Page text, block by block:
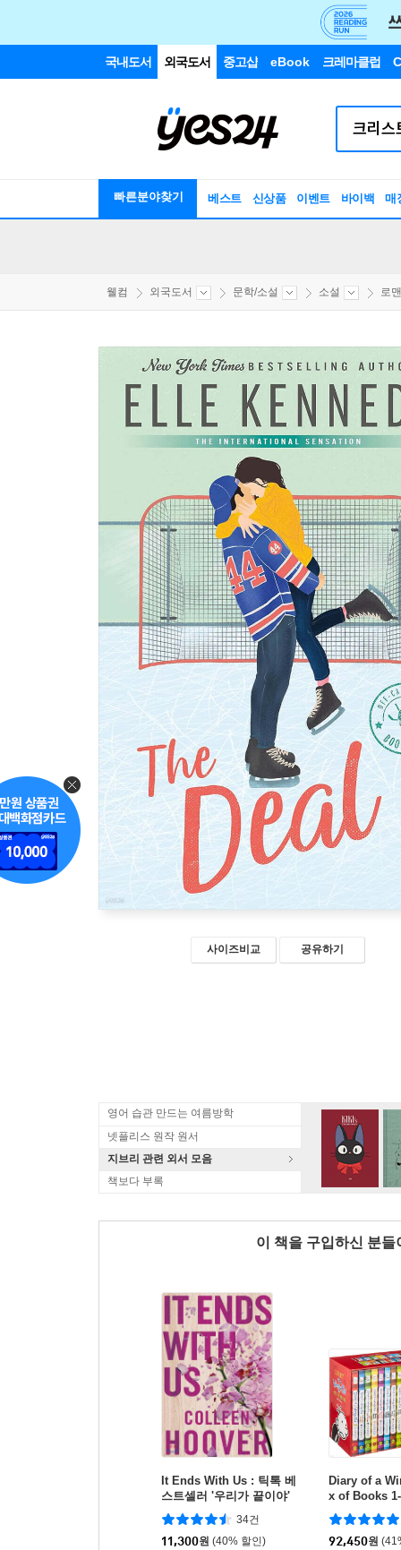
국내도서 외국도서 중고샵 eBook 크레마클럽
빠른분야찾기 베스트 신상품 이벤트 바이백 매
웰컴 외국도서 문학/소설 소설 로
사이즈비교 공유하기
영어 습관 만드는 여름방학
넷플리스 원작 원서
지브리 관련 외서 모음
책보다 부록
이 책을 구입하신 분
It Ends With Us : 틱톡 베
스트셀러 '우리가 끝이야'
영문판
34건
11,300원 (40% 할인)
Diary of a
x of Books
드 원서 14
국판)
92,450원